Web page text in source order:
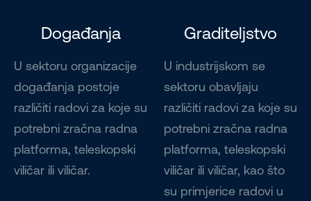
Događanja
U sektoru organizacije
događanja postoje
različiti radovi za koje su
potrebni zračna radna
platforma, teleskopski
viličar ili viličar.
Graditeljstvo
U industrijskom se
sektoru obavljaju
različiti radovi za koje su
potrebni zračna radna
platforma, teleskopski
viličar ili viličar, kao što
su primjerice radovi u